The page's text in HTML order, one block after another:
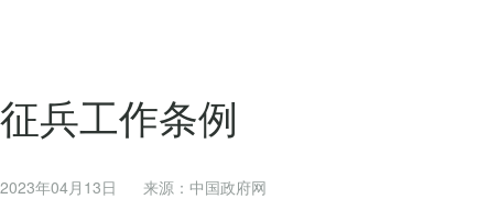
征兵工作条例
2023年04月13日 来源：中国政府网